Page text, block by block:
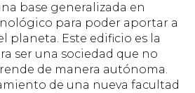
base generalizada en
para poder aportar a
planeta. Este edificio es la
ser una sociedad que no
de manera autónoma.
de una nueva facultad